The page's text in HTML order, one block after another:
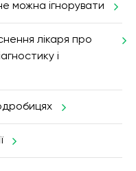
можна ігнорувати
лікаря про
і